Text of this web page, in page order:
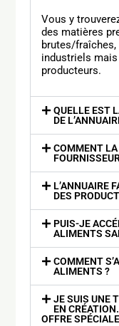
Vous y
des matières
brutes/
industriels
producteurs.
QUELLE EST
DE
COMMENT
L’ANNUAIRE
DES
PUIS-JE
ALIMENTS
COMMENT
ALIMENTS ?
JE SUIS UNE
EN
OFFRE